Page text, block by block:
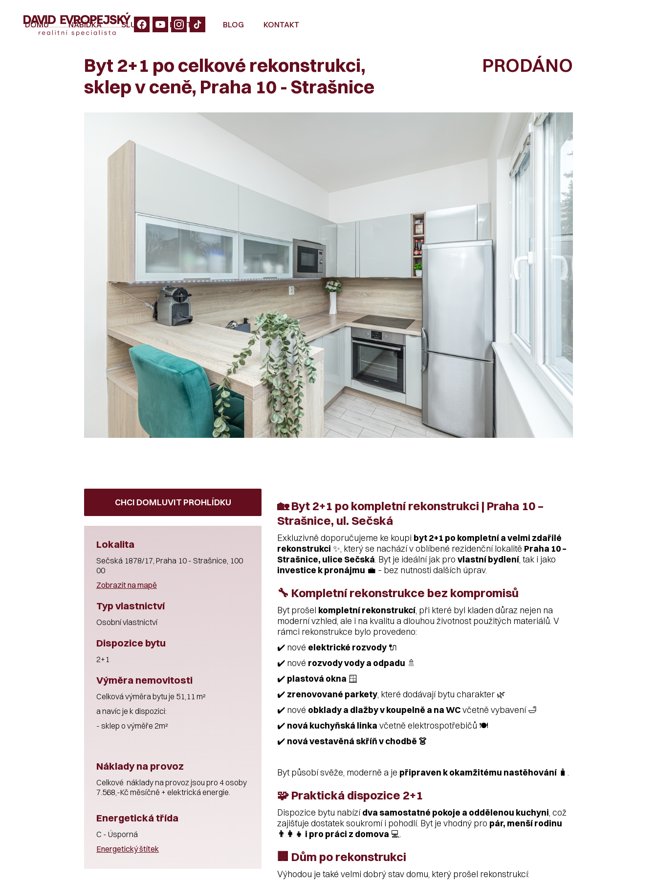
DOMŮ NABÍDKA SLUŽBY NÁŠ TÝM BLOG KONTAKT
Byt 2+1 po celkové rekonstrukci,
sklep v ceně, Praha 10 - Strašnice
PRODÁNO
CHCI DOMLUVIT PROHLÍDKU
Lokalita
Sečská 1878/17, Praha 10 - Strašnice, 100
00
Zobrazit na mapě
Typ vlastnictví
Osobní vlastnictví
Dispozice bytu
2+1
Výměra nemovitosti
Celková výměra bytu je 51,11 m²
a navíc je k dispozici:
- sklep o výměře 2m²
Náklady na provoz
Celkové náklady na provoz jsou pro 4 osoby
7.568,-Kč měsíčně + elektrická energie.
Energetická třída
C - Úsporná
Energetický štítek
🏡 Byt 2+1 po kompletní rekonstrukci | Praha 10 –
Strašnice, ul. Sečská
Exkluzivně doporučujeme ke koupi byt 2+1 po kompletní a velmi zdařilé
rekonstrukci ✨, který se nachází v oblíbené rezidenční lokalitě Praha 10 –
Strašnice, ulice Sečská. Byt je ideální jak pro vlastní bydlení, tak i jako
investice k pronájmu 💼 – bez nutnosti dalších úprav.
🔧 Kompletní rekonstrukce bez kompromisů
Byt prošel kompletní rekonstrukcí, při které byl kladen důraz nejen na
moderní vzhled, ale i na kvalitu a dlouhou životnost použitých materiálů. V
rámci rekonstrukce bylo provedeno:
✔️ nové elektrické rozvody 🔌
✔️ nové rozvody vody a odpadu 🚿
✔️ plastová okna 🪟
✔️ zrenovované parkety, které dodávají bytu charakter 🌿
✔️ nové obklady a dlažby v koupelně a na WCvčetně vybavení 🛁
✔️ nová kuchyňská linka včetně elektrospotřebičů 🍽️
✔️ nová vestavěná skříň v chodbě 👗
Byt působí svěže, moderně a je připraven k okamžitému nastěhování 🧳.
🧩 Praktická dispozice 2+1
Dispozice bytu nabízídva samostatné pokoje a oddělenou kuchyni, což
zajišťuje dostatek soukromí i pohodlí. Byt je vhodný pro pár, menší rodinu
👨‍👩‍👧 i pro práci z domova 💻.
🏢 Dům po rekonstrukci
Výhodou je také velmi dobrý stav domu, který prošel rekonstrukcí: